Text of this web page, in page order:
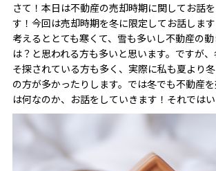
さて！本日は不動産の売却時期に関してお話
す！今回は売却時期を冬に限定してお話しま
考えるととても寒くて、雪も多いし不動産の
は？と思われる方も多いと思います。ですが
そ探されている方も多く、実際に私も夏より
の方が多かったりします。では冬でも不動産
は何なのか、お話をしていきます！それではい